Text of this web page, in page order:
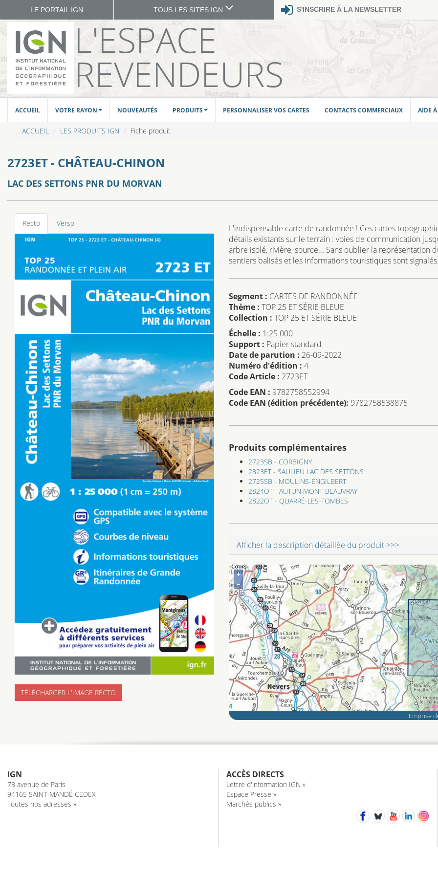
LE PORTAIL IGN TOUS LES SITES IGN S'INSCRIRE À LA NEWSLETTER
L'ESPACE
REVENDEURS
ACCUEIL VOTRE RAYON NOUVEAUTÉS PRODUITS PERSONNALISER VOS CARTES CONTACTS COMMERCIAUX AIDE
ACCUEIL LES PRODUITS IGN Fiche produit
2723ET - CHÂTEAU-CHINON
LAC DES SETTONS PNR DU MORVAN
Recto Verso
TÉLÉCHARGER L'IMAGE RECTO
L'indispensable carte de randonnée ! Ces cartes
détails existants sur le terrain : voies de communication
arbre isolé, rivière, source... Sans oublier la représentation
sentiers balisés et les informations touristiques sont
Segment : CARTES DE RANDONNÉE
Thème : TOP 25 ET SÉRIE BLEUE
Collection : TOP 25 ET SÉRIE BLEUE
Échelle : 1:25 000
Support : Papier standard
Date de parution : 26-09-2022
Numéro d'édition : 4
Code Article : 2723ET
Code EAN : 9782758552994
Code EAN (édition précédente): 9782758538875
Produits complémentaires
2723SB - CORBIGNY
2823ET - SAULIEU LAC DES SETTONS
2725SB - MOULINS-ENGILBERT
2824OT - AUTUN MONT-BEAUVRAY
2822OT - QUARRÉ-LES-TOMBES
Afficher la description détaillée du produit >>>
+
–
Emprise
IGN
73 avenue de Paris
94165 SAINT-MANDÉ CEDEX
Toutes nos adresses »
ACCÈS DIRECTS
Lettre d'information IGN »
Espace Presse »
Marchés publics »